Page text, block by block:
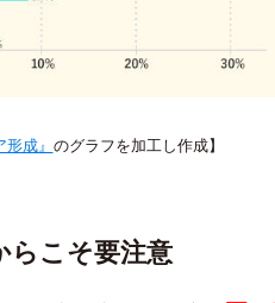
成』 のグラフを加工し作成】
らこそ要注意